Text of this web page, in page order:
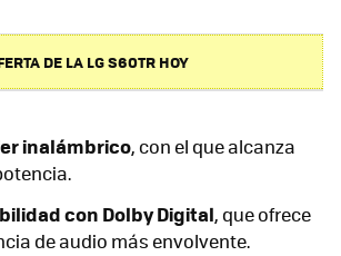
DE LA LG S60TR HOY
inalámbrico, con el que alcanza
con Dolby Digital, que ofrece
de audio más envolvente.